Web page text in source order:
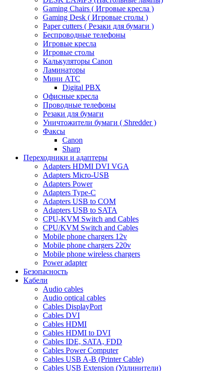
Gaming Chairs ( Игровые кресла )
Gaming Desk ( Игровые столы )
Paper cutters ( Резаки для бумаги )
Беспроводные телефоны
Игровые кресла
Игровые столы
Калькуляторы Canon
Ламинаторы
Мини АТС
Digital PBX
Офисные кресла
Проводные телефоны
Резаки для бумаги
Уничтожители бумаги ( Shredder )
Факсы
Canon
Sharp
Переходники и адаптеры
Adapters HDMI DVI VGA
Adapters Micro-USB
Adapters Power
Adapters Type-C
Adapters USB to COM
Adapters USB to SATA
CPU-KVM Switch and Cables
CPU/KVM Switch and Cables
Mobile phone chargers 12v
Mobile phone chargers 220v
Mobile phone wireless chargers
Power adapter
Безопасность
Кабели
Audio cables
Audio optical cables
Cables DisplayPort
Cables DVI
Cables HDMI
Cables HDMI to DVI
Cables IDE, SATA, FDD
Cables Power Computer
Cables USB A-B (Printer Cable)
Cables USB Extension (Удлинители)